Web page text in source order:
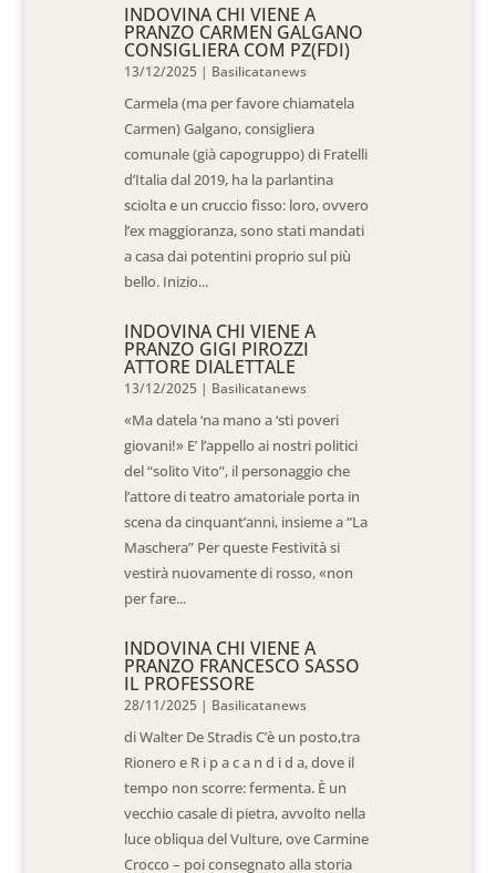
INDOVINA CHI VIENE A
PRANZO CARMEN GALGANO
CONSIGLIERA COM PZ(FDI)
13/12/2025 | Basilicatanews
Carmela (ma per favore chiamatela
Carmen) Galgano, consigliera
comunale (già capogruppo) di Fratelli
d’Italia dal 2019, ha la parlantina
sciolta e un cruccio fisso: loro, ovvero
l’ex maggioranza, sono stati mandati
a casa dai potentini proprio sul più
bello. Inizio...
INDOVINA CHI VIENE A
PRANZO GIGI PIROZZI
ATTORE DIALETTALE
13/12/2025 | Basilicatanews
«Ma datela ‘na mano a ‘sti poveri
giovani!» E’ l’appello ai nostri politici
del “solito Vito”, il personaggio che
l’attore di teatro amatoriale porta in
scena da cinquant’anni, insieme a “La
Maschera” Per queste Festività si
vestirà nuovamente di rosso, «non
per fare...
INDOVINA CHI VIENE A
PRANZO FRANCESCO SASSO
IL PROFESSORE
28/11/2025 | Basilicatanews
di Walter De Stradis C’è un posto,tra
Rionero e R i p a c a n d i d a, dove il
tempo non scorre: fermenta. È un
vecchio casale di pietra, avvolto nella
luce obliqua del Vulture, ove Carmine
Crocco – poi consegnato alla storia